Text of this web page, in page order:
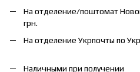
На отделение/поштомат
грн.
На отделение Укрпочты по
Наличными при получении